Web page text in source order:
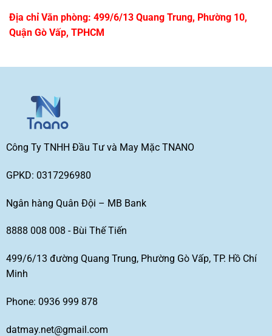
Địa chỉ Văn phòng: 499/6/13 Quang Trung, Phường 10,
Quận Gò Vấp, TPHCM
Công Ty TNHH Đầu Tư và May Mặc TNANO
GPKD: 0317296980
Ngân hàng Quân Đội – MB Bank
8888 008 008 - Bùi Thế Tiến
499/6/13 đường Quang Trung, Phường Gò Vấp, TP. Hồ Chí
Minh
Phone: 0936 999 878
datmay.net@gmail.com